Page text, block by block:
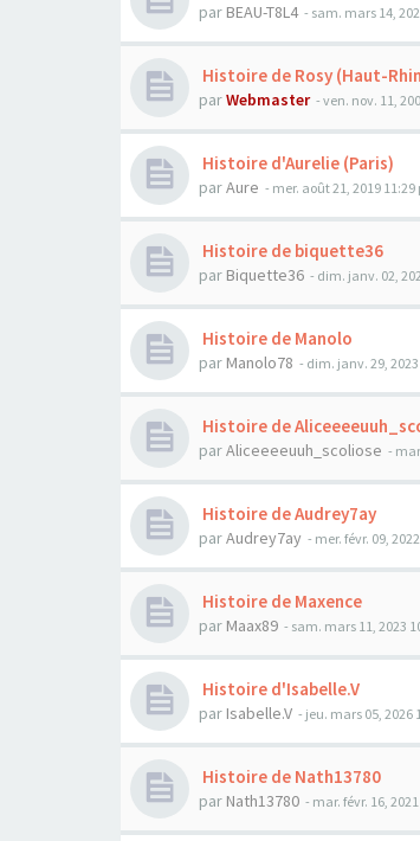
par BEAU-T8L4 - sam. mars 14,
Histoire de Rosy (Haut-
parWebmaster - ven. nov. 11,
Histoire d'Aurelie (Paris)
parAure - mer. août 21, 2019 11:29
Histoire de biquette36
par Biquette36 - dim. janv. 02,
Histoire de Manolo
par Manolo78 - dim. janv. 29,
Histoire de
parAliceeeeuuh_scoliose -
Histoire de Audrey7ay
parAudrey7ay - mer. févr. 09,
Histoire de Maxence
par Maax89 - sam. mars 11, 2023
Histoire d'Isabelle.V
par Isabelle.V - jeu. mars 05, 2026
Histoire de Nath13780
par Nath13780 - mar. févr. 16,